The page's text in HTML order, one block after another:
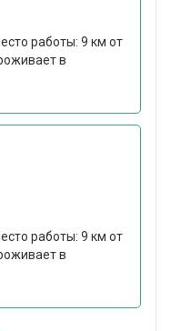
работы: 9 км от
в
работы: 9 км от
в